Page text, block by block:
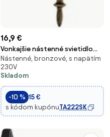
16,9 €
Vonkajšie nástenné svietidlo
1xE27/20W/230V IP43 patina
Nástenné, bronzové, s napätím
230V
Skladom
-10 % 15 €
s kódom kupónuTA222SK